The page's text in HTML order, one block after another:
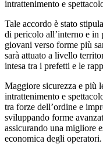
intrattenimento e
Tale accordo è stato
di pericolo all’interno e in
giovani verso forme più
sarà attuato a livello
intesa tra i prefetti e le
Maggiore sicurezza e più
intrattenimento e
tra forze dell’ordine e
sviluppando forme
assicurando una migliore
economica degli operatori.